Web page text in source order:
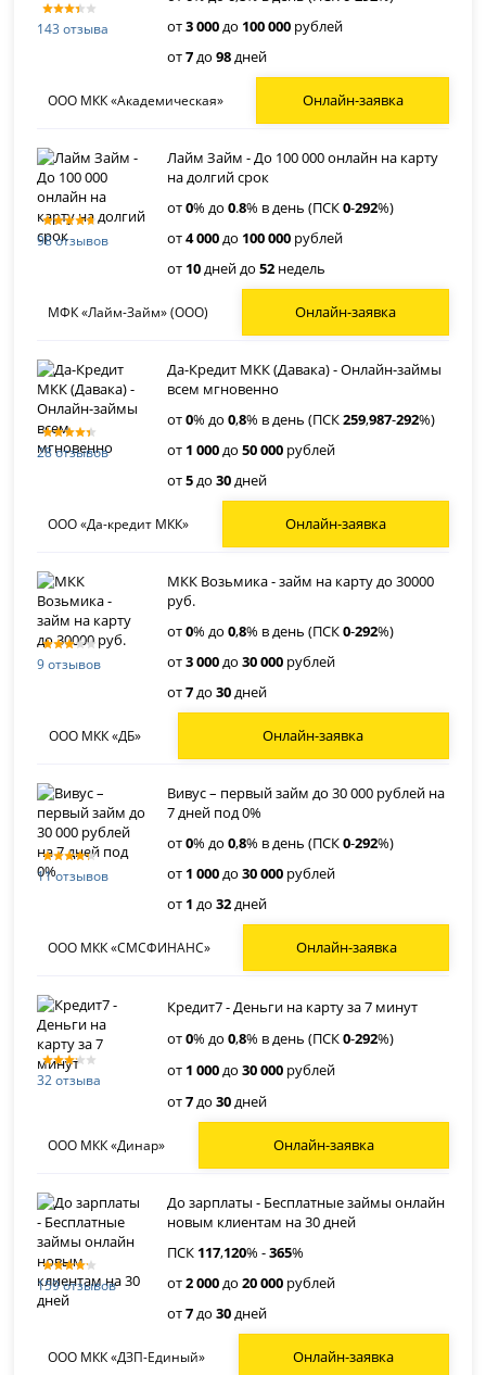
143 отзыва
от3 000до 100 000 рублей
от7до98дней
ООО МКК «Академическая» Онлайн-заявка
98 отзывов
Лайм Займ - До 100 000 онлайн на карту
на долгий срок
от0% до0.8% в день (ПСК0-292%)
от4 000до 100 000 рублей
от 10дней до52 недель
МФК «Лайм-Займ» (ООО) Онлайн-заявка
28 отзывов
Да-Кредит МКК (Давака) - Онлайн-займы
всем мгновенно
от0% до0,8% в день (ПСК259,987-292%)
от 1 000до50 000 рублей
от5до30дней
ООО «Да-кредит МКК» Онлайн-заявка
9 отзывов
МКК Возьмика - займ на карту до 30000
руб.
от0% до0,8% в день (ПСК0-292%)
от3 000до30 000 рублей
от7до30дней
ООО МКК «ДБ» Онлайн-заявка
11 отзывов
Вивус – первый займ до 30 000 рублей на
7 дней под 0%
от0% до0,8% в день (ПСК0-292%)
от 1 000до30 000 рублей
от 1 до32дней
ООО МКК «СМСФИНАНС» Онлайн-заявка
32 отзыва
Кредит7 - Деньги на карту за 7 минут
от0% до0,8% в день (ПСК0-292%)
от 1 000до30 000 рублей
от7до30дней
ООО МКК «Динар» Онлайн-заявка
159 отзывов
До зарплаты - Бесплатные займы онлайн
новым клиентам на 30 дней
ПСК 117,120% -365%
от2 000до20 000 рублей
от7до30дней
ООО МКК «ДЗП-Единый» Онлайн-заявка